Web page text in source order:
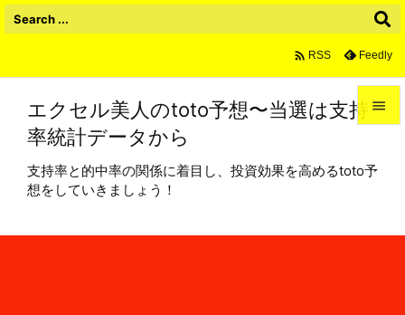
エクセル美人のtoto予想〜当選は支持
率統計データから
支持率と的中率の関係に着目し、投資効果を高めるtoto予
想をしていきましょう！

メニュ

 RSS Feedly